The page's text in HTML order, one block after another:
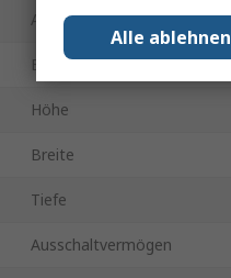
Anschlusstyp
Erdleckschutztyp
Höhe
Breite
Tiefe
Ausschaltvermögen
Alle ablehnen